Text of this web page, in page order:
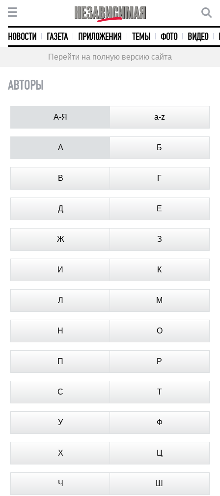
НОВОСТИ ГАЗЕТА ПРИЛОЖЕНИЯ ТЕМЫ ФОТО ВИДЕО
Перейти на полную версию сайта
АВТОРЫ
А-Я a-z
А Б
В Г
Д Е
Ж З
И К
Л М
Н О
П Р
С Т
У Ф
Х Ц
Ч Ш